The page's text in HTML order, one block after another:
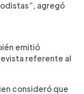
agregó
emitió
referente al
consideró que